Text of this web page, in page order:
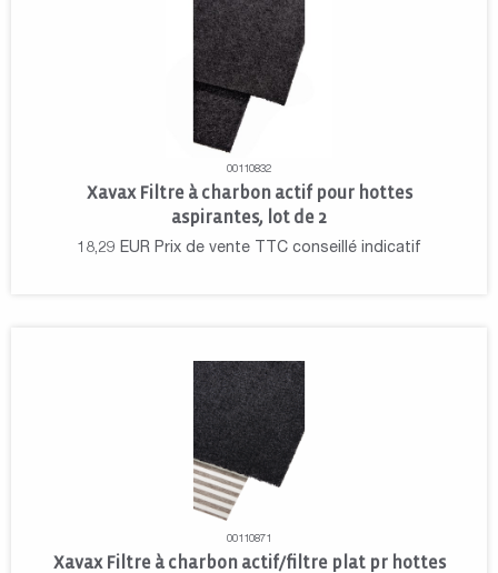
00110832
Xavax Filtre à charbon actif pour hottes
aspirantes, lot de 2
18,29 EUR Prix de vente TTC conseillé indicatif
00110871
Xavax Filtre à charbon actif/filtre plat pr hottes